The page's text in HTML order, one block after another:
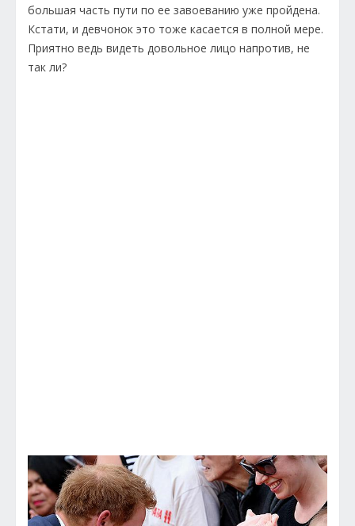
большая часть пути по ее завоеванию уже пройдена.
Кстати, и девчонок это тоже касается в полной мере.
Приятно ведь видеть довольное лицо напротив, не
так ли?